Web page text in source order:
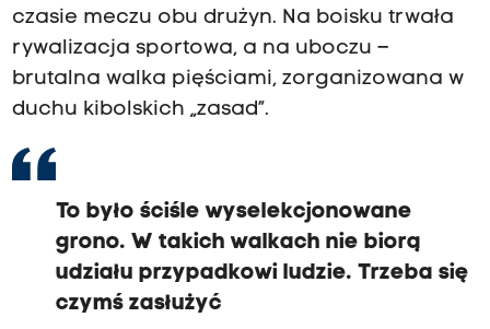
czasie meczu obu drużyn. Na boisku trwała
rywalizacja sportowa, a na uboczu –
brutalna walka pięściami, zorganizowana w
duchu kibolskich „zasad”.
To było ściśle wyselekcjonowane
grono. W takich walkach nie biorą
udziału przypadkowi ludzie. Trzeba się
czymś zasłużyć